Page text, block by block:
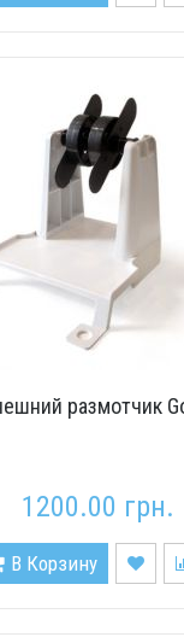
размотчик
1200.00 грн.
В Корзину